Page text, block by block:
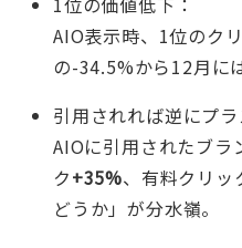
AIO表示時、1位のク
の-34.5%から12月に
引用されれば逆にプラ
AIOに引用されたブラ
ク+35%、有料クリッ
どうか」が分水嶺。